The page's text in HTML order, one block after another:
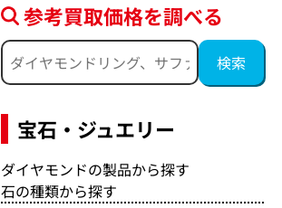
参考買取価格を調べる
宝石・ジュエリー
ダイヤモンドの製品から探す
石の種類から探す